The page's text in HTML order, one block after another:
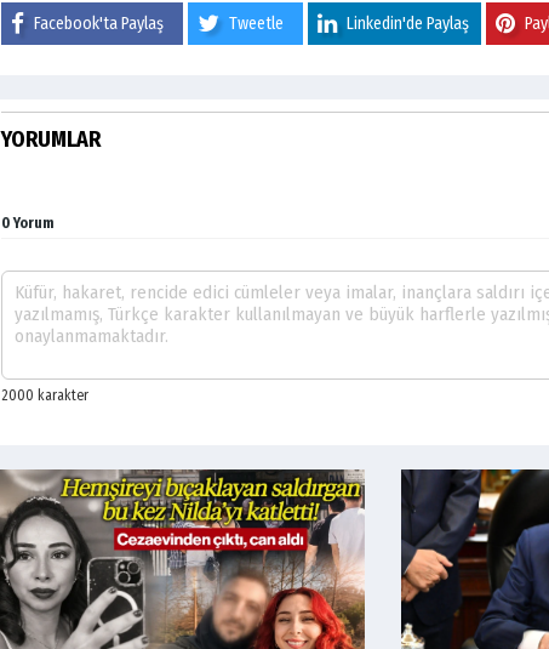
Facebook'ta Paylaş Tweetle Linkedin'de Paylaş
YORUMLAR
0 Yorum